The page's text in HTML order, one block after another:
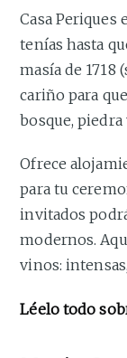
Casa Periques
tenías hasta
masía de 1718
cariño para
bosque, piedra
Ofrece
para tu
invitados
modernos.
vinos:
Léelo todo